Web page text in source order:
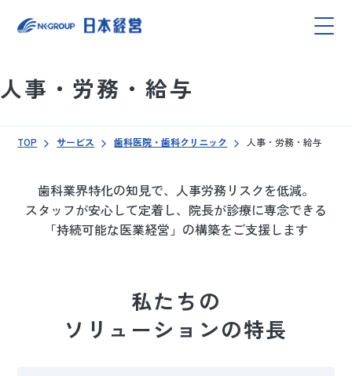
人事・労務・給与
TOP サービス 歯科医院・歯科クリニック 人事・労務・給与
歯科業界特化の知見で、人事労務リスクを低減。
スタッフが安心して定着し、院長が診療に専念できる
「持続可能な医業経営」の構築をご支援します
私たちの
ソリューションの特長